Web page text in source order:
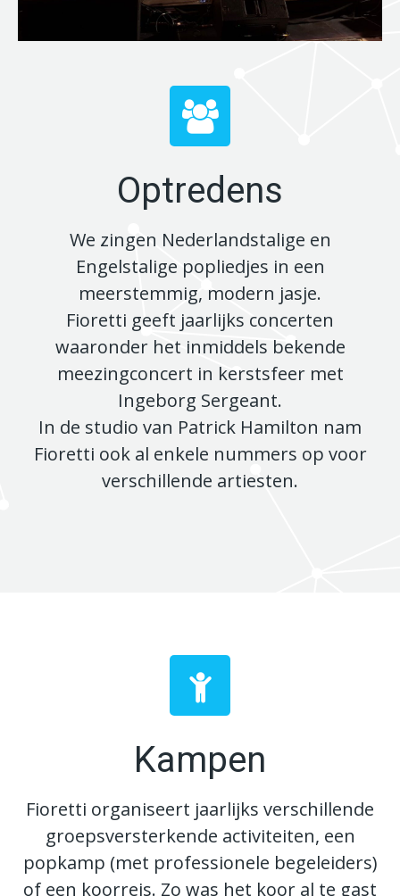
Optredens
We zingen Nederlandstalige en
Engelstalige popliedjes in een
meerstemmig, modern jasje.
Fioretti geeft jaarlijks concerten
waaronder het inmiddels bekende
meezingconcert in kerstsfeer met
Ingeborg Sergeant.
In de studio van Patrick Hamilton nam
Fioretti ook al enkele nummers op voor
verschillende artiesten.
Kampen
Fioretti organiseert jaarlijks verschillende
groepsversterkende activiteiten, een
popkamp (met professionele begeleiders)
of een koorreis. Zo was het koor al te gast